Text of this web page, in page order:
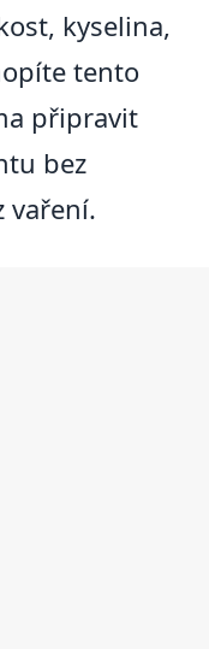
kyselina,
tento
připravit
bez
vaření.